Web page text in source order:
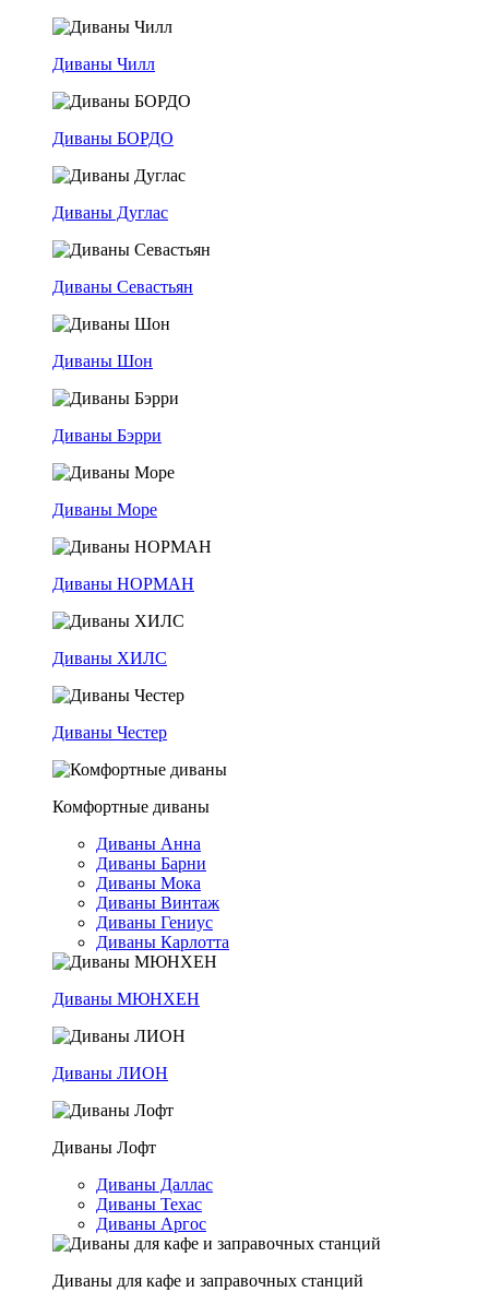
Диваны Чилл
Диваны БОРДО
Диваны Дуглас
Диваны Севастьян
Диваны Шон
Диваны Бэрри
Диваны Море
Диваны НОРМАН
Диваны ХИЛС
Диваны Честер
Комфортные диваны
Диваны Анна
Диваны Барни
Диваны Мока
Диваны Винтаж
Диваны Гениус
Диваны Карлотта
Диваны МЮНХЕН
Диваны ЛИОН
Диваны Лофт
Диваны Даллас
Диваны Техас
Диваны Аргос
Диваны для кафе и заправочных станций